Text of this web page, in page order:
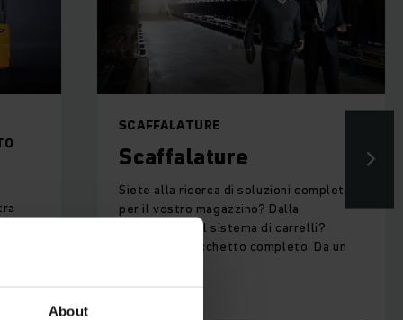
About
SCAFFALATURE
Scaffalature
Siete alla ricerca di soluzioni complete
per il vostro magazzino? Dalla
scaffalatura al sistema di carrelli?
Abbiamo il pacchetto completo. Da un